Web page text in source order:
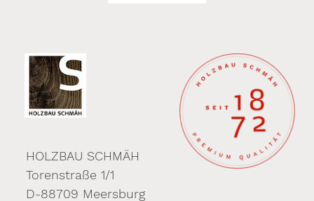
HOLZBAU SCHMÄH
Torenstraße 1/1
D-88709 Meersburg